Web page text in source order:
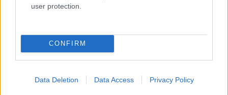
user protection.
CONFIRM
Data Deletion Data Access Privacy Policy